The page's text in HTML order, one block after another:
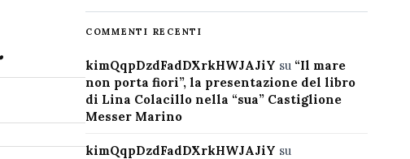
COMMENTI RECENTI
kimQqpDzdFadDXrkHWJAJiY su “Il mare
non porta fiori”, la presentazione del libro
di Lina Colacillo nella “sua” Castiglione
Messer Marino
kimQqpDzdFadDXrkHWJAJiY su